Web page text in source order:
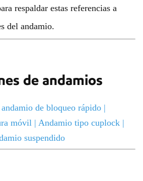
respaldar estas referencias a
del andamio.
de andamios
andamio de bloqueo rápido |
móvil | Andamio tipo cuplock |
suspendido